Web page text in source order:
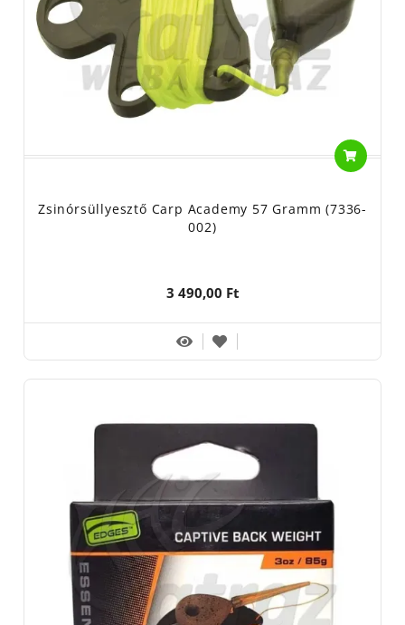
Zsinórsüllyesztő Carp Academy 57 Gramm (7336-
002)
3 490,00 Ft